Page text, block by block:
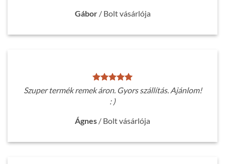
Gábor / Bolt vásárlója
Szuper termék remek áron. Gyors szállítás. Ajánlom!
: )
Ágnes / Bolt vásárlója